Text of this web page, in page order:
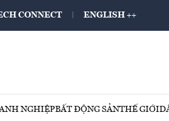
CONNECT ENGLISH ++
NGHIỆPBẤT ĐỘNG SẢNTHẾ GIỚI